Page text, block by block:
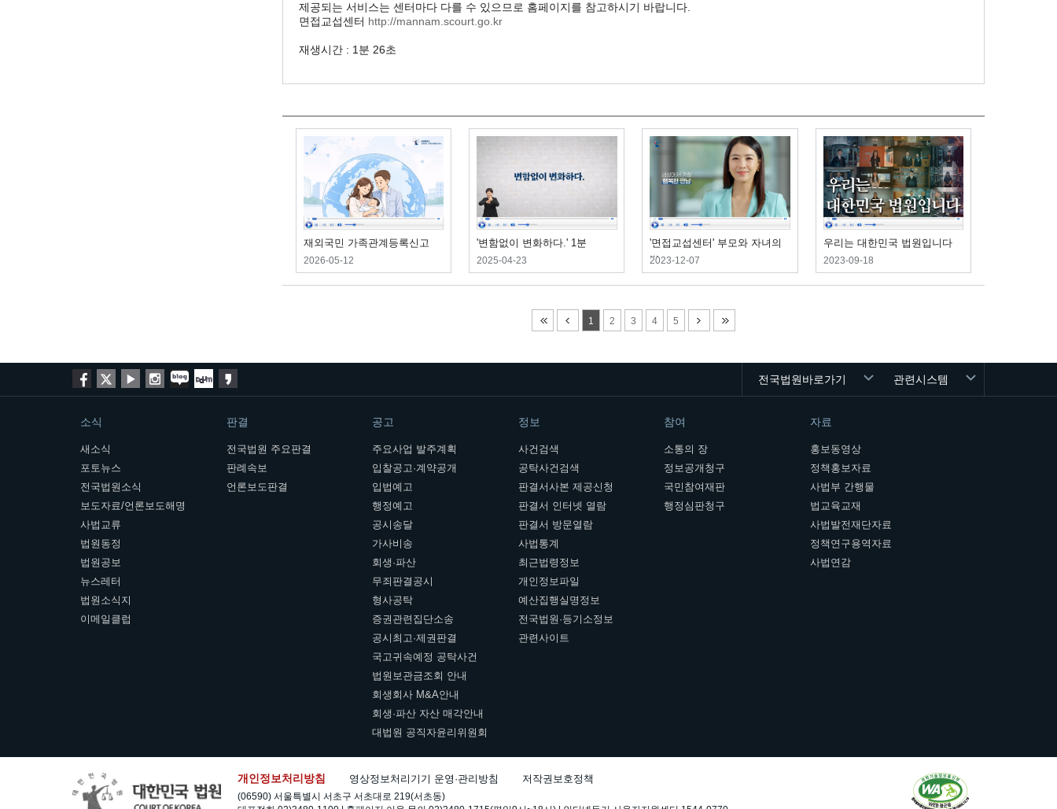
제공되는 서비스는 센터마다 다를 수 있으므로 홈페이지를 참고하시기 바랍니다.
면접교섭센터 http://mannam.scourt.go.kr
재생시간 : 1분 26초
재외국민 가족관계등록신고
2026-05-12
'변함없이 변화하다.' 1분
2025-04-23
'면접교섭센터' 부모와 자녀의
...
2023-12-07
우리는 대한민국 법원입니다
2023-09-18
1 2 3 4 5
전국법원바로가기 관련시스템
소식
새소식
포토뉴스
전국법원소식
보도자료/언론보도해명
사법교류
법원동정
법원공보
뉴스레터
법원소식지
이메일클럽
판결
전국법원 주요판결
판례속보
언론보도판결
공고
주요사업 발주계획
입찰공고·계약공개
입법예고
행정예고
공시송달
가사비송
회생·파산
무죄판결공시
형사공탁
증권관련집단소송
공시최고·제권판결
국고귀속예정 공탁사건
법원보관금조회 안내
회생회사 M&A안내
회생·파산 자산 매각안내
대법원 공직자윤리위원회
정보
사건검색
공탁사건검색
판결서사본 제공신청
판결서 인터넷 열람
판결서 방문열람
사법통계
최근법령정보
개인정보파일
예산집행실명정보
전국법원·등기소정보
관련사이트
참여
소통의 장
정보공개청구
국민참여재판
행정심판청구
자료
홍보동영상
정책홍보자료
사법부 간행물
법교육교재
사법발전재단자료
정책연구용역자료
사법연감
개인정보처리방침 영상정보처리기기 운영·관리방침 저작권보호정책
(06590) 서울특별시 서초구 서초대로 219(서초동)